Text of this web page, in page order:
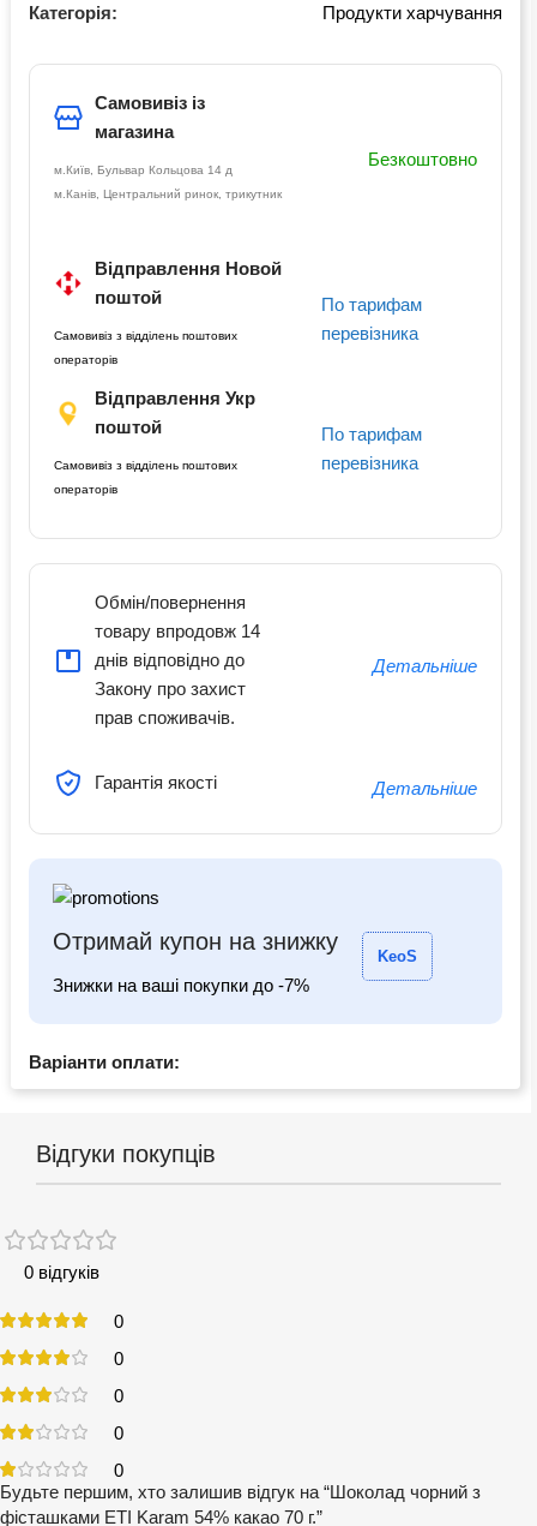
Категорія: Продукти харчування
Самовивіз із
магазина
м.Київ, Бульвар Кольцова 14 д
м.Канів, Центральний ринок, трикутник
Безкоштовно
Відправлення Новой
поштой
Самовивіз з відділень поштових
операторів
По тарифам
перевізника
Відправлення Укр
поштой
Самовивіз з відділень поштових
операторів
По тарифам
перевізника
Обмін/повернення
товару впродовж 14
днів відповідно до
Закону про захист
прав споживачів.
Детальніше
Гарантія якості Детальніше
Отримай купон на знижку
Знижки на ваші покупки до -7%
KeoS
Варіанти оплати:
Відгуки покупців
0 відгуків
0
0
0
0
0
Будьте першим, хто залишив відгук на “Шоколад чорний з
фісташками ETI Karam 54% какао 70 г.”